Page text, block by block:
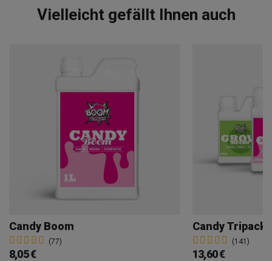
Vielleicht gefällt Ihnen auch
Candy Boom
(77)
8,05 €
Candy Tripack
(141)
13,60 €